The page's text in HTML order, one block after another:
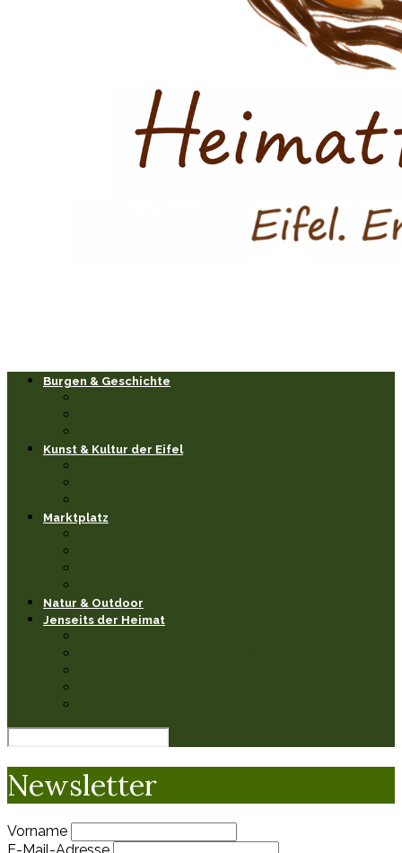
Burgen & Geschichte
Kunst & Kultur der Eifel
Marktplatz
Natur & Outdoor
Jenseits der Heimat
Newsletter
Vorname